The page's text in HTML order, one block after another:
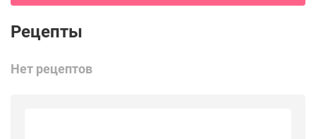
Нет рецептов